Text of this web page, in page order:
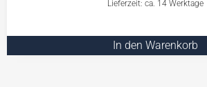
Lieferzeit: ca. 14 Werktage
In den Warenkorb